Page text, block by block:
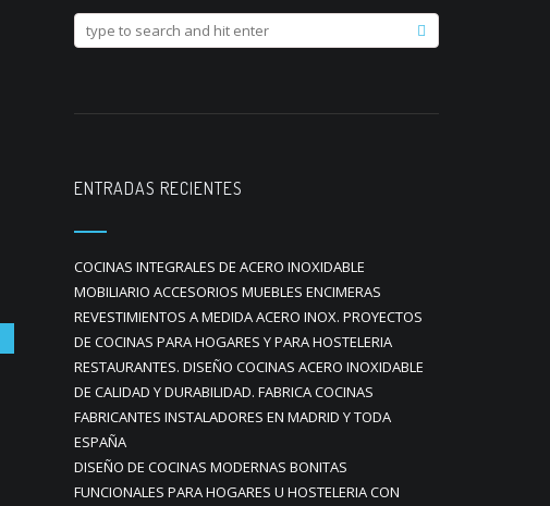
ENTRADAS RECIENTES
COCINAS INTEGRALES DE ACERO INOXIDABLE
MOBILIARIO ACCESORIOS MUEBLES ENCIMERAS
REVESTIMIENTOS A MEDIDA ACERO INOX. PROYECTOS
DE COCINAS PARA HOGARES Y PARA HOSTELERIA
RESTAURANTES. DISEÑO COCINAS ACERO INOXIDABLE
DE CALIDAD Y DURABILIDAD. FABRICA COCINAS
FABRICANTES INSTALADORES EN MADRID Y TODA
ESPAÑA
DISEÑO DE COCINAS MODERNAS BONITAS
FUNCIONALES PARA HOGARES U HOSTELERIA CON